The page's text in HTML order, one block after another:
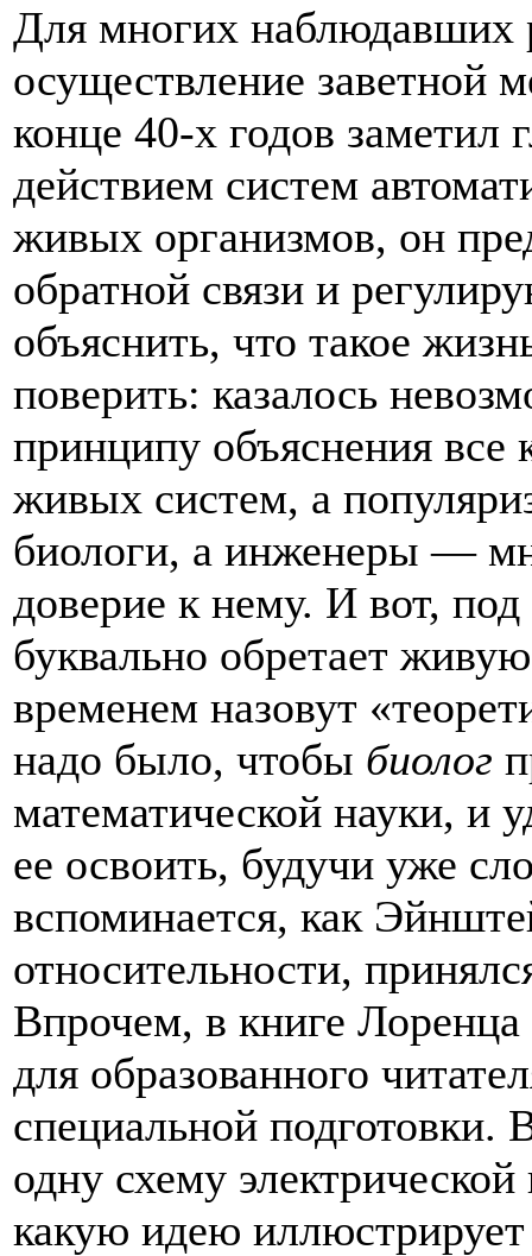
Для многих наблюдавших
осуществление заветной
конце 40-х годов
действием систем
живых организмов, он
обратной связи и
объяснить, что такое
поверить: казалось
принципу объяснения все
живых систем, а
биологи, а инженеры —
доверие к нему. И вот,
буквально обретает
временем назовут
надо было, чтобы биолог
математической науки, и
ее освоить, будучи уже
вспоминается, как
относительности,
Впрочем, в книге
для образованного
специальной подготовки.
одну схему
какую идею иллюстрирует